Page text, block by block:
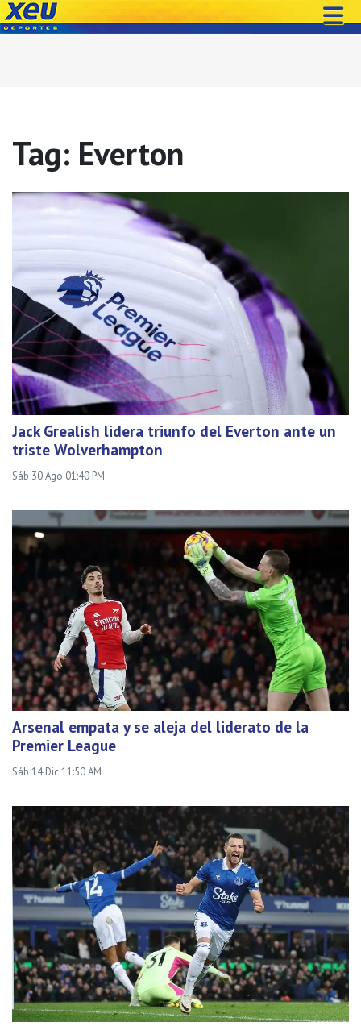
Tag: Everton
Jack Grealish lidera triunfo del Everton ante un
triste Wolverhampton
Sáb 30 Ago 01:40 PM
Arsenal empata y se aleja del liderato de la
Premier League
Sáb 14 Dic 11:50 AM